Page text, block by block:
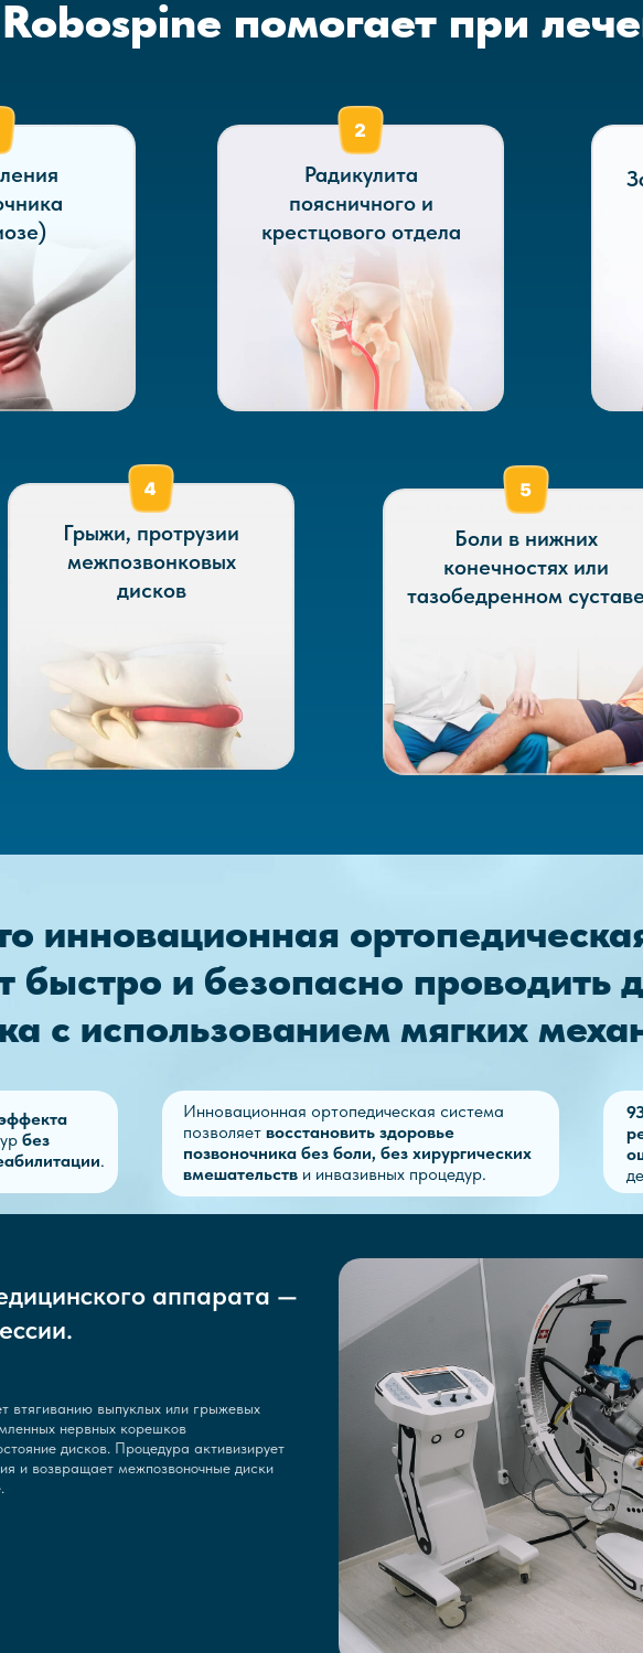
Robospine помогает при
Радикулита
поясничного и
крестцового отдела
Грыжи, протрузии
межпозвонковых
дисков
Боли в нижних
конечностях или
тазобедренном суставе
инновационная
быстро и безопасно проводить
с использованием мягких
без
.
Инновационная ортопедическая система
позволяет восстановить здоровье
позвоночника без боли, без хирургических
вмешательств и инвазивных процедур.
аппарата —
втягиванию выпуклых или грыжевых
нервных корешков
дисков. Процедура активизирует
и возвращает межпозвоночные диски